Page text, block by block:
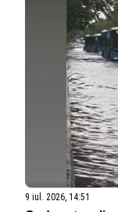
9 iul. 2026, 14:51